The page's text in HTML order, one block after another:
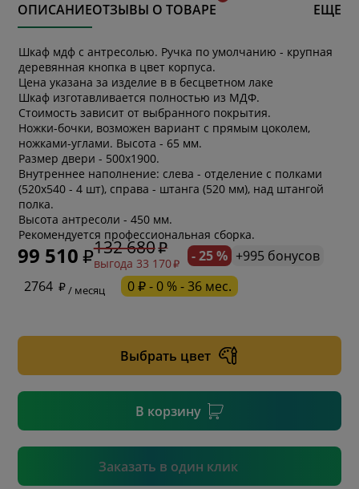
ОПИСАНИЕОТЗЫВЫ О ТОВАРЕ ЕЩЕ
Шкаф мдф с антресолью. Ручка по умолчанию - крупная
деревянная кнопка в цвет корпуса.
Цена указана за изделие в в бесцветном лаке
Шкаф изготавливается полностью из МДФ.
Стоимость зависит от выбранного покрытия.
Ножки-бочки, возможен вариант с прямым цоколем,
ножками-углами. Высота - 65 мм.
Размер двери - 500х1900.
Внутреннее наполнение: слева - отделение с полками
(520х540 - 4 шт), справа - штанга (520 мм), над штангой
полка.
Высота антресоли - 450 мм.
Рекомендуется профессиональная сборка.
99 510 132 680
выгода 33 170 - 25 % +995 бонусов
2764
/ месяц 0 ₽ - 0 % - 36 мес.
Выбрать цвет
В корзину
Заказать в один клик
* обязательное поле
Подтвердить